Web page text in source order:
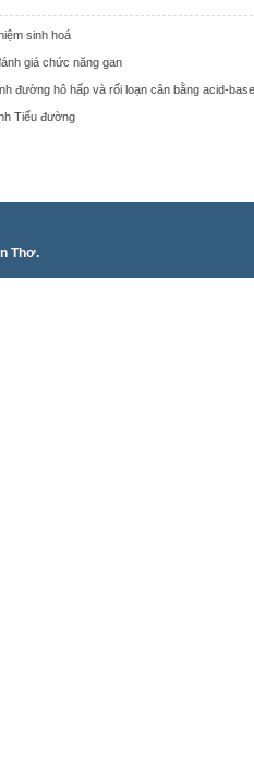
sinh hoá
giá chức năng gan
đường hô hấp và rối loạn cân bằng acid-base
Tiểu đường
Thơ.